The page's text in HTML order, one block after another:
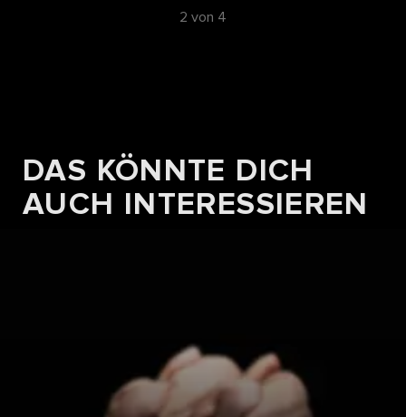
REZEPTE
RIBELMAIS POULET BRUST MIT
2 von 4
DAS KÖNNTE DICH
AUCH INTERESSIEREN